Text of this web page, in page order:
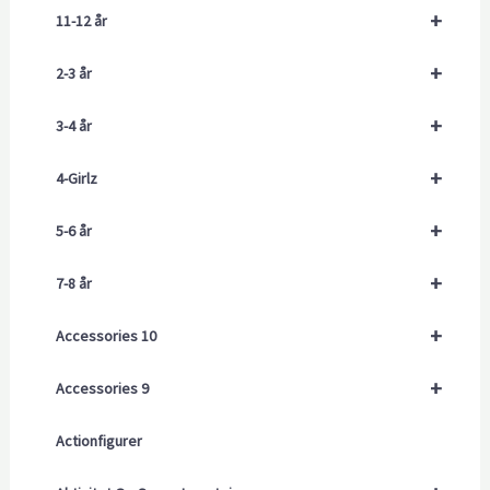
+
11-12 år
+
2-3 år
+
3-4 år
+
4-Girlz
+
5-6 år
+
7-8 år
+
Accessories 10
+
Accessories 9
Actionfigurer